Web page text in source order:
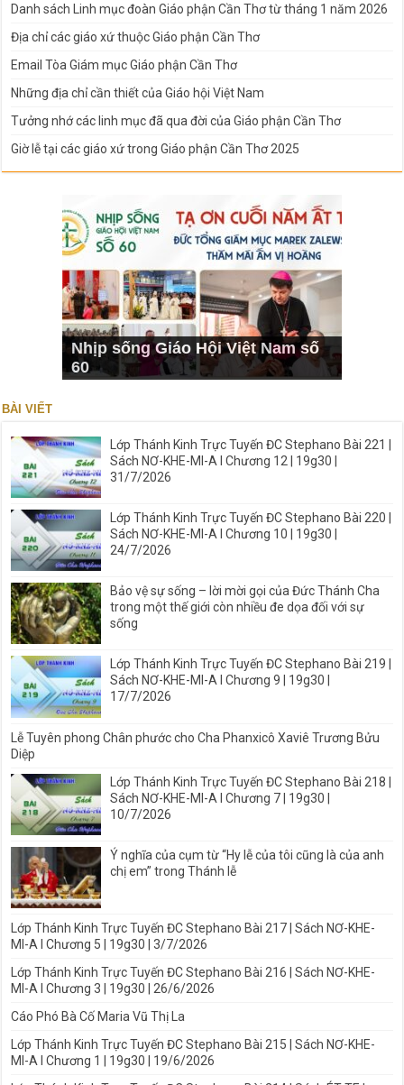
Danh sách Linh mục đoàn Giáo phận Cần Thơ từ tháng 1 năm 2026
Địa chỉ các giáo xứ thuộc Giáo phận Cần Thơ
Email Tòa Giám mục Giáo phận Cần Thơ
Những địa chỉ cần thiết của Giáo hội Việt Nam
Tưởng nhớ các linh mục đã qua đời của Giáo phận Cần Thơ
Giờ lễ tại các giáo xứ trong Giáo phận Cần Thơ 2025
Nhịp sống Giáo Hội Việt Nam số
60
BÀI VIẾT
Lớp Thánh Kinh Trực Tuyến ĐC Stephano Bài 221 |
Sách NƠ-KHE-MI-A I Chương 12 | 19g30 |
31/7/2026
Lớp Thánh Kinh Trực Tuyến ĐC Stephano Bài 220 |
Sách NƠ-KHE-MI-A I Chương 10 | 19g30 |
24/7/2026
Bảo vệ sự sống – lời mời gọi của Đức Thánh Cha
trong một thế giới còn nhiều đe dọa đối với sự
sống
Lớp Thánh Kinh Trực Tuyến ĐC Stephano Bài 219 |
Sách NƠ-KHE-MI-A I Chương 9 | 19g30 |
17/7/2026
Lễ Tuyên phong Chân phước cho Cha Phanxicô Xaviê Trương Bửu
Diệp
Lớp Thánh Kinh Trực Tuyến ĐC Stephano Bài 218 |
Sách NƠ-KHE-MI-A I Chương 7 | 19g30 |
10/7/2026
Ý nghĩa của cụm từ “Hy lễ của tôi cũng là của anh
chị em” trong Thánh lễ
Lớp Thánh Kinh Trực Tuyến ĐC Stephano Bài 217 | Sách NƠ-KHE-
MI-A I Chương 5 | 19g30 | 3/7/2026
Lớp Thánh Kinh Trực Tuyến ĐC Stephano Bài 216 | Sách NƠ-KHE-
MI-A I Chương 3 | 19g30 | 26/6/2026
Cáo Phó Bà Cố Maria Vũ Thị La
Lớp Thánh Kinh Trực Tuyến ĐC Stephano Bài 215 | Sách NƠ-KHE-
MI-A I Chương 1 | 19g30 | 19/6/2026